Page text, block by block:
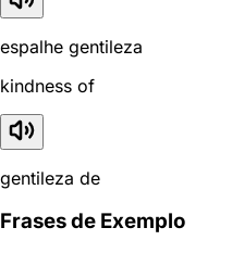
espalhe gentileza
kindness of
gentileza de
Frases de Exemplo